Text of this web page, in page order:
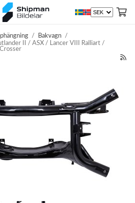
/ Bakvagn /
II / ASX / Lancer VIII Ralliart /